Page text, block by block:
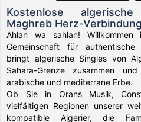
Kostenlose
Maghreb Herz-
Ahlan wa sahlan! Willkommen
Gemeinschaft für authentische
bringt algerische Singles von
Sahara-Grenze zusammen
arabische und mediterrane Erbe.
Ob Sie in Orans Musik,
vielfältigen Regionen unserer
kompatible Algerier, die